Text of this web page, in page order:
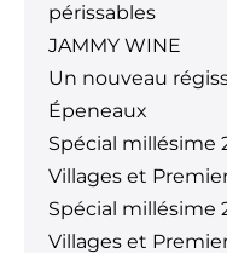
périssables
JAMMY WINE
Un nouveau
Épeneaux
Spécial millésime
Villages et
Spécial millésime
Villages et